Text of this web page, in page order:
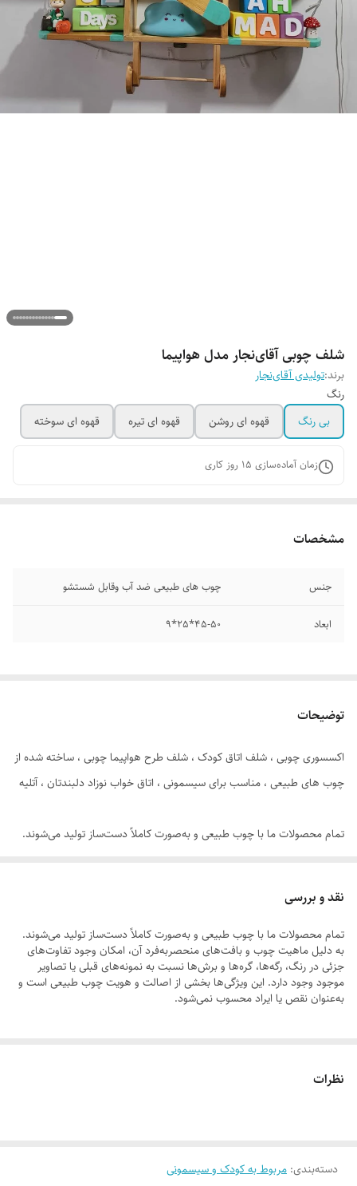
شلف چوبی آقای‌نجار مدل هواپیما
برند:تولیدی آقای‌نجار
رنگ
بی رنگ
قهوه ای روشن قهوه ای تیره قهوه ای سوخته
زمان آماده‌سازی 15 روز کاری
مشخصات
جنس چوب های طبیعی ضد آب وقابل شستشو
ابعاد ۴۵-۵۰*25*9
توضیحات
اکسسوری چوبی ، شلف اتاق کودک ، شلف طرح هواپیما چوبی ، ساخته شده از
چوب های طبیعی ، مناسب برای سیسمونی ، اتاق خواب نوزاد دلبندتان ، آتلیه
تمام محصولات ما با چوب طبیعی و به‌صورت کاملاً دست‌ساز تولید می‌شوند.
موجود وجود دارد. این ویژگی‌ها بخشی از اصالت و هویت چوب طبیعی است و
به‌عنوان نقص یا ایراد محسوب نمی‌شود.
نقد و بررسی
تمام محصولات ما با چوب طبیعی و به‌صورت کاملاً دست‌ساز تولید می‌شوند.
به دلیل ماهیت چوب و بافت‌های منحصر‌به‌فرد آن، امکان وجود تفاوت‌های
جزئی در رنگ، رگه‌ها، گره‌ها و برش‌ها نسبت به نمونه‌های قبلی یا تصاویر
موجود وجود دارد. این ویژگی‌ها بخشی از اصالت و هویت چوب طبیعی است و
به‌عنوان نقص یا ایراد محسوب نمی‌شود.
سفارش به‌منزله‌ی پذیرش این موارد و آگاهی از ویژگی‌های طبیعی چوب هست
نظرات
دسته‌بندی: مربوط به کودک و سیسمونی